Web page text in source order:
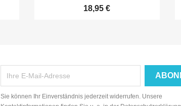
18,95 €
Sie können Ihr Einverständnis jederzeit widerrufen. Unsere